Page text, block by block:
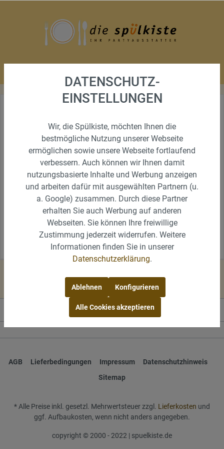
Am besten sind wir telefonisch für Sie zu unseren
Bürozeiten von:
Mo -Di 8.00-16.00 Uhr
Mittwoch 8.00-14.00 Uhr
Do-Fr 8.00-14.00 Uhr
zu erreichen.
AGB Lieferbedingungen Impressum
Datenschutzhinweis
Sitemap
* Alle Preise inkl. gesetzl. Mehrwertsteuer zzgl. Lieferkosten und
ggf. Aufbaukosten, wenn nicht anders angegeben.
copyright © 2000 - 2022 | spuelkiste.de
DATENSCHUTZ-
EINSTELLUNGEN
Wir, die Spülkiste, möchten Ihnen die
bestmögliche Nutzung unserer Webseite
ermöglichen sowie unsere Webseite fortlaufend
verbessern. Auch können wir Ihnen damit
nutzungsbasierte Inhalte und Werbung anzeigen
und arbeiten dafür mit ausgewählten Partnern (u.
a. Google) zusammen. Durch diese Partner
erhalten Sie auch Werbung auf anderen
Webseiten. Sie können Ihre freiwillige
Zustimmung jederzeit widerrufen. Weitere
Informationen finden Sie in unserer
Datenschutzerklärung.
Ablehnen Konfigurieren
Alle Cookies akzeptieren